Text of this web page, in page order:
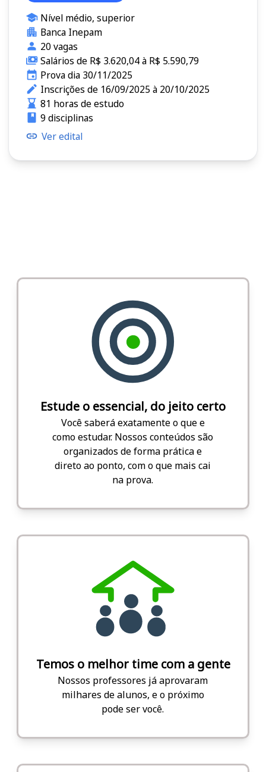
Nível médio, superior
Banca Inepam
20 vagas
Salários de R$ 3.620,04 à R$ 5.590,79
Prova dia 30/11/2025
Inscrições de 16/09/2025 à 20/10/2025
81 horas de estudo
9 disciplinas
Ver edital
Estude o essencial, do jeito certo
Você saberá exatamente o que e
como estudar. Nossos conteúdos são
organizados de forma prática e
direto ao ponto, com o que mais cai
na prova.
Temos o melhor time com a gente
Nossos professores já aprovaram
milhares de alunos, e o próximo
pode ser você.